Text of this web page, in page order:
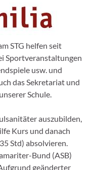
STG helfen seit
Sportveranstaltungen
usw. und
das Sekretariat und
Schule.
auszubilden,
Kurs und danach
Std) absolvieren.
Bund (ASB)
geänderter